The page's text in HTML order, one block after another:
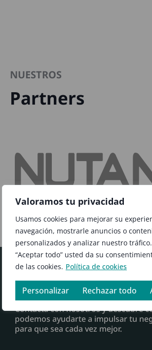
Valoramos tu privacidad
Usamos cookies para mejorar su
navegación, mostrarle anuncios o
personalizados y analizar nuestro
“Aceptar todo” usted da su
de las cookies. Política de cookies
Personalizar Rechazar todo
NUESTROS
Partners
FORMULARIO
Contacta con nosotros y descubre
podemos ayudarte a impulsar tu
para que sea cada vez mejor.